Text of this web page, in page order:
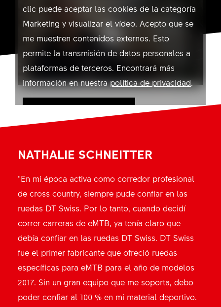
clic puede aceptar las cookies de la categoría
Marketing y visualizar el vídeo. Acepto que se
me muestren contenidos externos. Esto
permite la transmisión de datos personales a
plataformas de terceros. Encontrará más
información en nuestrapolítica de privacidad.
NATHALIE SCHNEITTER
"En mi época activa como corredor profesional
de cross country, siempre pude confiar en las
ruedas DT Swiss. Por lo tanto, cuando decidí
correr carreras de eMTB, ya tenía claro que
debía confiar en las ruedas DT Swiss. DT Swiss
fue el primer fabricante que ofreció ruedas
específicas para eMTB para el año de modelos
2017. Sin un gran equipo que me soporta, debo
poder confiar al 100 % en mi material deportivo.